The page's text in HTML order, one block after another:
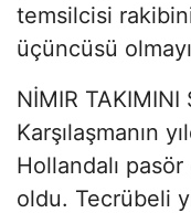
temsilcisi
üçüncüsü
NİMIR TAKIMINI
Karşılaşmanın
Hollandalı
oldu. Tecrübeli